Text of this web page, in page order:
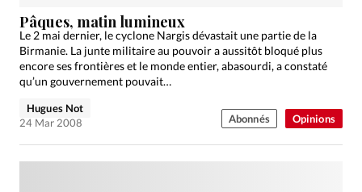
Opinions
Pâques, matin lumineux
Le 2 mai dernier, le cyclone Nargis dévastait une partie de la
Birmanie. La junte militaire au pouvoir a aussitôt bloqué plus
encore ses frontières et le monde entier, abasourdi, a constaté
qu’un gouvernement pouvait…
Hugues Not
24 Mar 2008
Abonnés